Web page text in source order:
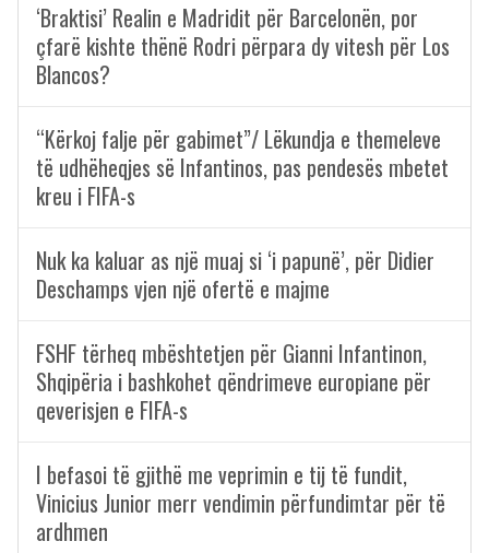
‘Braktisi’ Realin e Madridit për Barcelonën, por
çfarë kishte thënë Rodri përpara dy vitesh për Los
Blancos?
“Kërkoj falje për gabimet”/ Lëkundja e themeleve
të udhëheqjes së Infantinos, pas pendesës mbetet
kreu i FIFA-s
Nuk ka kaluar as një muaj si ‘i papunë’, për Didier
Deschamps vjen një ofertë e majme
FSHF tërheq mbështetjen për Gianni Infantinon,
Shqipëria i bashkohet qëndrimeve europiane për
qeverisjen e FIFA-s
I befasoi të gjithë me veprimin e tij të fundit,
Vinicius Junior merr vendimin përfundimtar për të
ardhmen